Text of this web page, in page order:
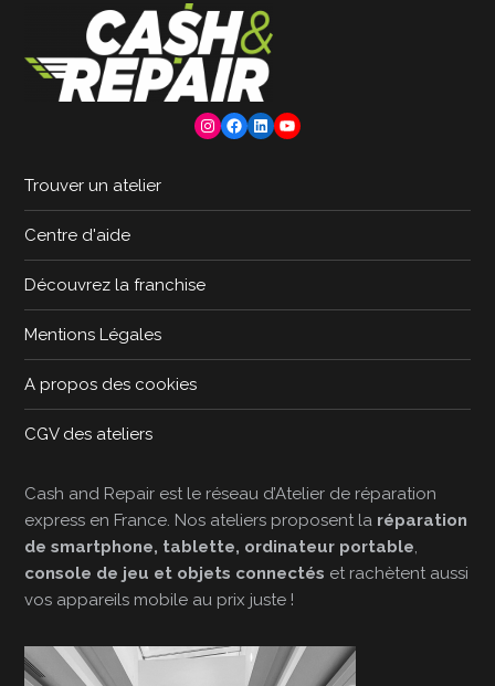
Instagram
Facebook
LinkedInYouTube
Trouver un atelier
Centre d'aide
Découvrez la franchise
Mentions Légales
A propos des cookies
CGV des ateliers
Cash and Repair est le réseau d’Atelier de réparation
express en France. Nos ateliers proposent la réparation
de smartphone, tablette, ordinateur portable
console de jeu et objets connectés et rachètent aussi
vos appareils mobile au prix juste !